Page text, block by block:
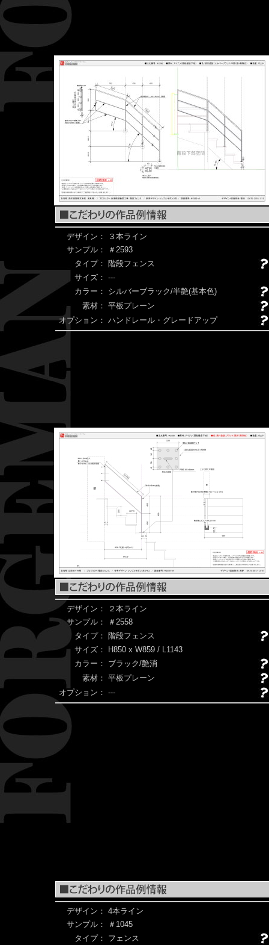
デザイン：
３本ライン
サンプル：
＃2593
タイプ：
階段フェンス
サイズ： ---
カラー：
シルバーブラック/半艶(基本色)
素材： 平板プレーン
オプション： ハンドレール・グレードアップ
デザイン：
２本ライン
サンプル：
＃2558
タイプ：
階段フェンス
サイズ：
H850 x W859 / L1143
カラー：
ブラック/艶消
素材： 平板プレーン
オプション： ---
デザイン： 4本ライン
サンプル：
＃1045
タイプ：
フェンス